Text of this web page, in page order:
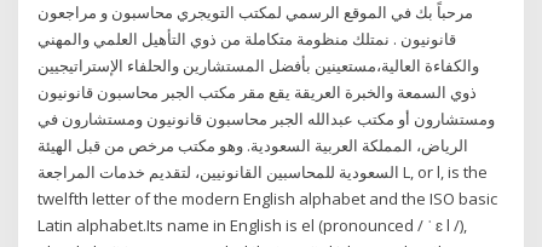
مرحباً بك في الموقع الرسمي لمكتب التويجري محاسبون و مراجعون
قانونيون . نمتلك منظومة متكاملة من ذوي التأهيل العلمي والمهني
والكفاءة العالية،مستعينين بأفضل المستشارين والحلفاء الإستراتيجيين
ذوي السمعة والخبرة العريقة يقع مقر مكتب الجبر محاسبون قانونيون
ومستشارون أو مكتب عبدالله الجبر محاسبون قانونيون ومستشارون في
الرياض، المملكة العربية السعودية. وهو مكتب مرخص من قبل الهيئة
السعودية للمحاسبين القانونيين، لتقديم خدمات المراجعة L, or l, is the
twelfth letter of the modern English alphabet and the ISO basic
Latin alphabet.Its name in English is el (pronounced / ˈ ɛ l /),